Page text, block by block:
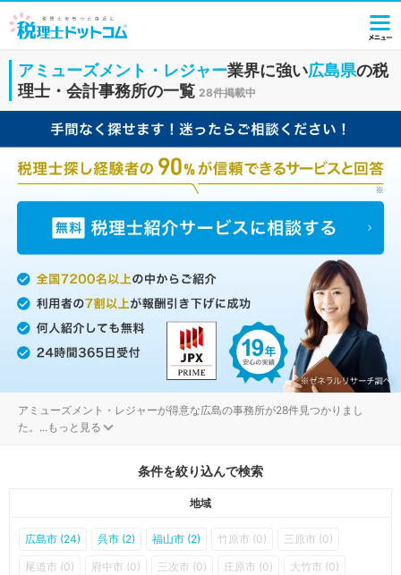
アミューズメント・レジャー業界に強い広島県の税
理士・会計事務所の一覧 28件掲載中
アミューズメント・レジャーが得意な広島の事務所が28件見つかりまし
た。 ...もっと見る
条件を絞り込んで検索
地域
広島市 (24) 呉市 (2) 福山市 (2) 竹原市 (0) 三原市 (0)
尾道市 (0) 府中市 (0) 三次市 (0) 庄原市 (0) 大竹市 (0)